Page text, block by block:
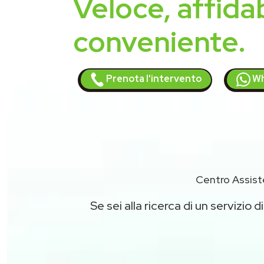
Veloce,
conveniente.
Prenota l'intervento
Centro
Se sei alla ricerca di un servizio